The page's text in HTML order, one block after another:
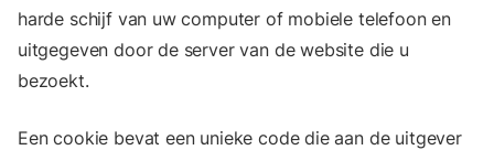
harde schijf van uw computer of mobiele telefoon en
uitgegeven door de server van de website die u
bezoekt.
Een cookie bevat een unieke code die aan de uitgever